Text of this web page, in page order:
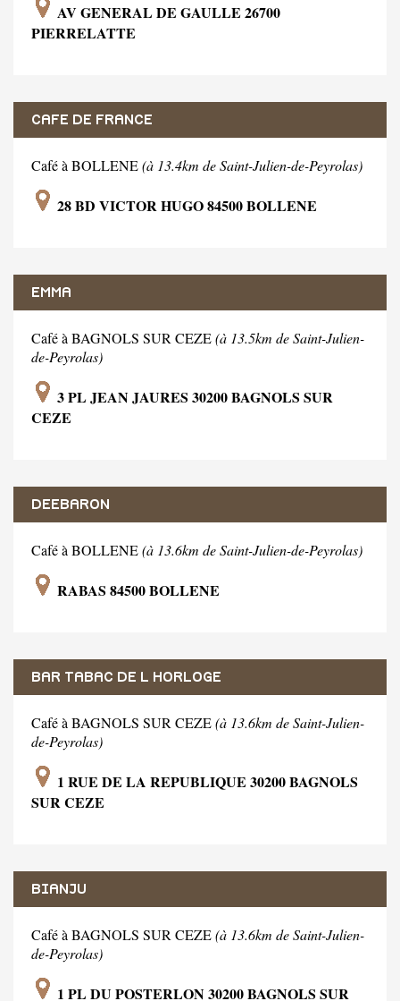
AV GENERAL DE GAULLE 26700
PIERRELATTE
CAFE DE FRANCE
Café à BOLLENE(à 13.4km de Saint-Julien-de-Peyrolas)
28 BD VICTOR HUGO 84500 BOLLENE
EMMA
Café à BAGNOLS SUR CEZE(à 13.5km de Saint-Julien-
de-Peyrolas)
3 PL JEAN JAURES 30200 BAGNOLS SUR
CEZE
DEEBARON
Café à BOLLENE(à 13.6km de Saint-Julien-de-Peyrolas)
RABAS 84500 BOLLENE
BAR TABAC DE L HORLOGE
Café à BAGNOLS SUR CEZE(à 13.6km de Saint-Julien-
de-Peyrolas)
1 RUE DE LA REPUBLIQUE 30200 BAGNOLS
SUR CEZE
BIANJU
Café à BAGNOLS SUR CEZE(à 13.6km de Saint-Julien-
de-Peyrolas)
1 PL DU POSTERLON 30200 BAGNOLS SUR